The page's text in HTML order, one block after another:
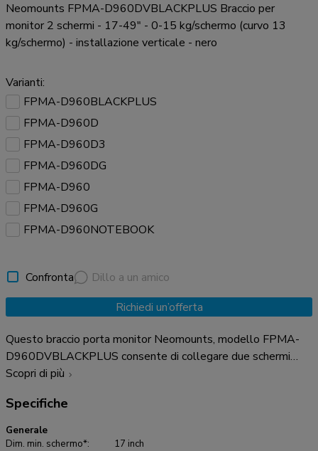
Neomounts FPMA-D960DVBLACKPLUS Braccio per
monitor 2 schermi - 17-49" - 0-15 kg/schermo (curvo 13
kg/schermo) - installazione verticale - nero
Varianti:
FPMA-D960BLACKPLUS
FPMA-D960D
FPMA-D960D3
FPMA-D960DG
FPMA-D960
FPMA-D960G
FPMA-D960NOTEBOOK
Confronta
Dillo a un amico
Richiedi un’offerta
Questo braccio porta monitor Neomounts, modello FPMA-
D960DVBLACKPLUS consente di collegare due schermi
LCD/LED/TFT su di una scrivania con la modalità di fissaggio
monitor per sfruttare pienamente le capacità del vostro
schermo. È inoltre possibile inclinare lo schermo in senso
verticale, orizzontale e farlo ruotare; questo crea la posizione
Scopri di più
Specifiche
Generale
Dim. min. schermo*:
17 inch